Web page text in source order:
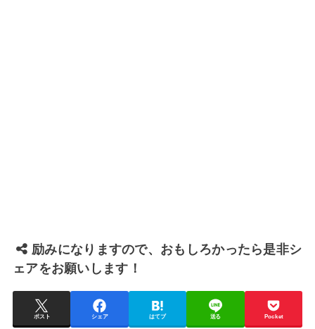
励みになりますので、おもしろかったら是非シ
ェアをお願いします！
ポスト シェア はてブ 送る Pocket